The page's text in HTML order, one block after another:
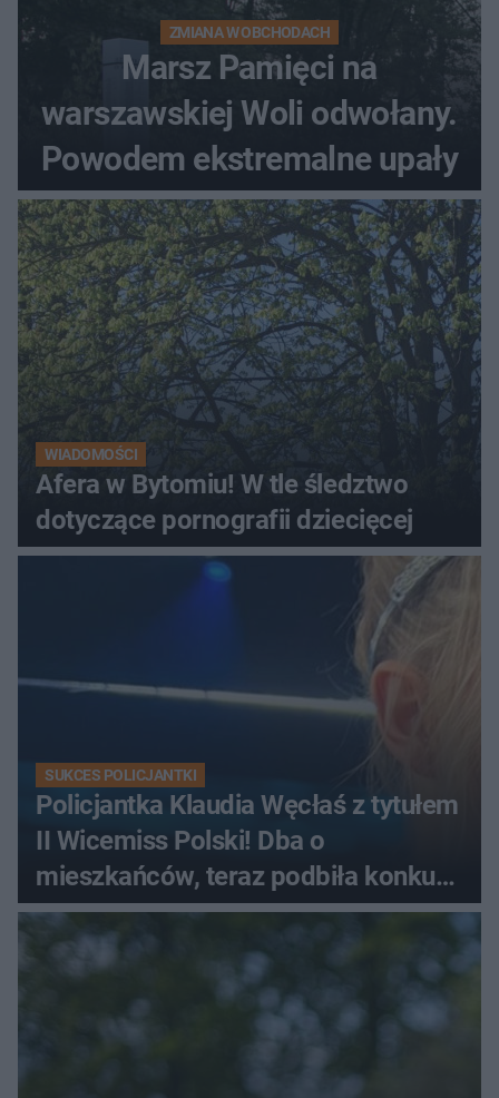
ZMIANA W OBCHODACH
Marsz Pamięci na
warszawskiej Woli odwołany.
Powodem ekstremalne upały
WIADOMOŚCI
Afera w Bytomiu! W tle śledztwo
dotyczące pornografii dziecięcej
SUKCES POLICJANTKI
Policjantka Klaudia Węcłaś z tytułem
II Wicemiss Polski! Dba o
mieszkańców, teraz podbiła konkurs
piękności